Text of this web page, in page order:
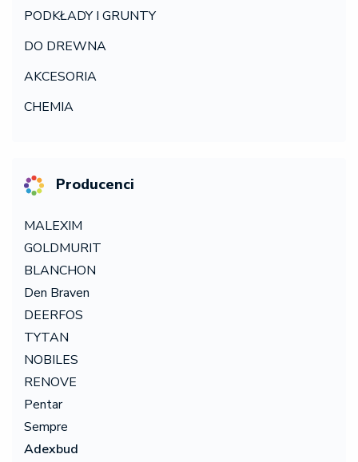
PODKŁADY I GRUNTY
DO DREWNA
AKCESORIA
CHEMIA
Producenci
MALEXIM
GOLDMURIT
BLANCHON
Den Braven
DEERFOS
TYTAN
NOBILES
RENOVE
Pentar
Sempre
Adexbud